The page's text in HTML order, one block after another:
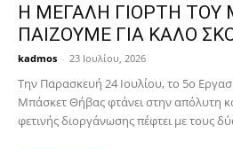
Η ΜΕΓΑΛΗ ΓΙΟΡΤΗ ΤΟΥ
ΠΑΙΖΟΥΜΕ ΓΙΑ ΚΑΛΟ
kadmos - 23 Ιουλίου, 2026
Την Παρασκευή 24 Ιουλίου, το 5ο
Μπάσκετ Θήβας φτάνει στην απόλυτη
φετινής διοργάνωσης πέφτει με τους